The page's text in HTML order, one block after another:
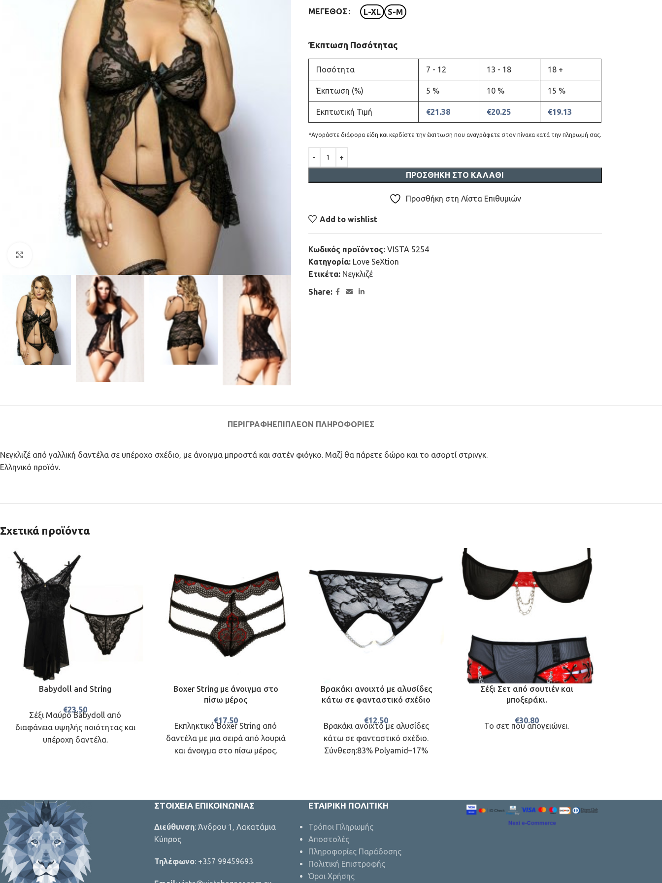
ΜΈΓΕΘΟΣ L-XL S-M
Έκπτωση Ποσότητας
Ποσότητα 7 - 12 13 - 18 18 +
Έκπτωση (%) 5 % 10 % 15 %
Εκπτωτική Τιμή €21.38 €20.25 €19.13
*Αγοράστε διάφορα είδη και κερδίστε την έκπτωση που αναγράφετε στον πίνακα κατά την πληρωμή σας.
ΠΡΟΣΘΉΚΗ ΣΤΟ ΚΑΛΆΘΙ
Προσθήκη στη Λίστα Επιθυμιών
Add to wishlist
Κωδικός προϊόντος: VISTA 5254
Κατηγορία: Love SeXtion
Ετικέτα: Νεγκλιζέ
Share:
ΠΕΡΙΓΡΑΦΉΕΠΙΠΛΈΟΝ ΠΛΗΡΟΦΟΡΊΕΣ
Νεγκλιζέ από γαλλική δαντέλα σε υπέροχο σχέδιο, με άνοιγμα μπροστά και σατέν φιόγκο. Μαζί θα πάρετε δώρο και το ασορτί στρινγκ.
Ελληνικό προϊόν.
Σχετικά προϊόντα
Babydoll and String
€23.50
Σέξι Μαύρο Babydoll από
διαφάνεια υψηλής ποιότητας και
υπέροχη δαντέλα.
Boxer String με άνοιγμα στο
πίσω μέρος
€17.50
Εκπληκτικό Boxer String από
δαντέλα με μια σειρά από λουριά
και άνοιγμα στο πίσω μέρος.
Βρακάκι ανοιχτό με αλυσίδες
κάτω σε φανταστικό σχέδιο
€12.50
Βρακάκι ανοιχτό με αλυσίδες
κάτω σε φανταστικό σχέδιο.
Σύνθεση:83% Polyamid–17%
Σέξι Σετ από σουτιέν και
μποξεράκι.
€30.80
Το σετ που απογειώνει.
ΣΤΟΙΧΕΊΑ ΕΠΙΚΟΙΝΩΝΊΑΣ
Διεύθυνση: Άνδρου 1, Λακατάμια
Κύπρος
Τηλέφωνο: +357 99459693
ΕΤΑΙΡΙΚΉ ΠΟΛΙΤΙΚΉ
Τρόποι Πληρωμής
Αποστολές
Πληροφορίες Παράδοσης
Πολιτική Επιστροφής
Όροι Χρήσης